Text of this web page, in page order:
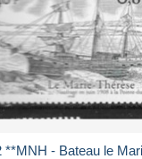
**MNH - Bateau le